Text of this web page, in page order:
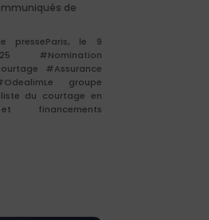
de
presseParis, le 9
#Nomination
#Assurance
groupe
du courtage en
financements